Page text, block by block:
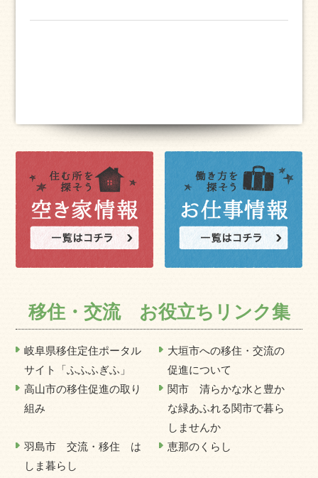
移住・交流 お役立ちリンク集
岐阜県移住定住ポータル
サイト「ふふふぎふ」
大垣市への移住・交流の
促進について
高山市の移住促進の取り
組み
関市 清らかな水と豊か
な緑あふれる関市で暮ら
しませんか
羽島市 交流・移住 は
しま暮らし
恵那のくらし